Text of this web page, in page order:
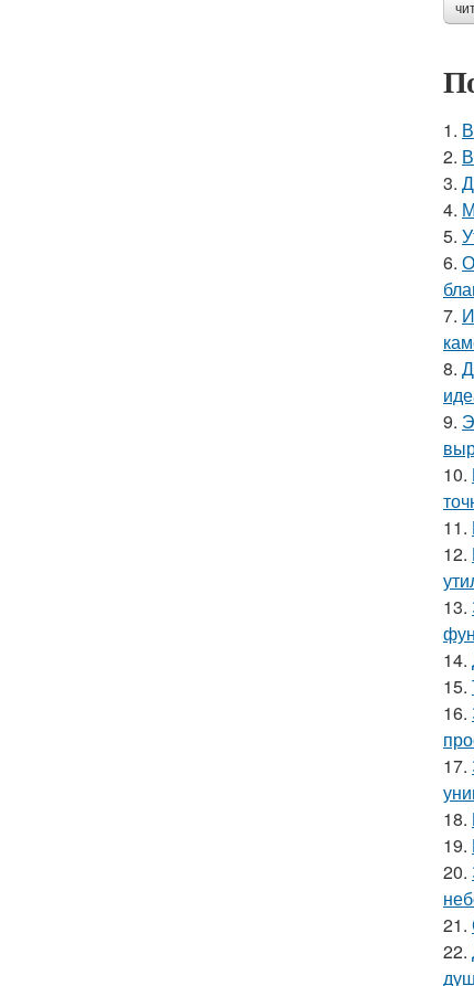
1.
2.
3.
4.
5.
6.
7.
8.
9.
10.
11.
12.
13.
14.
15.
16.
17.
18.
19.
20.
21.
22.